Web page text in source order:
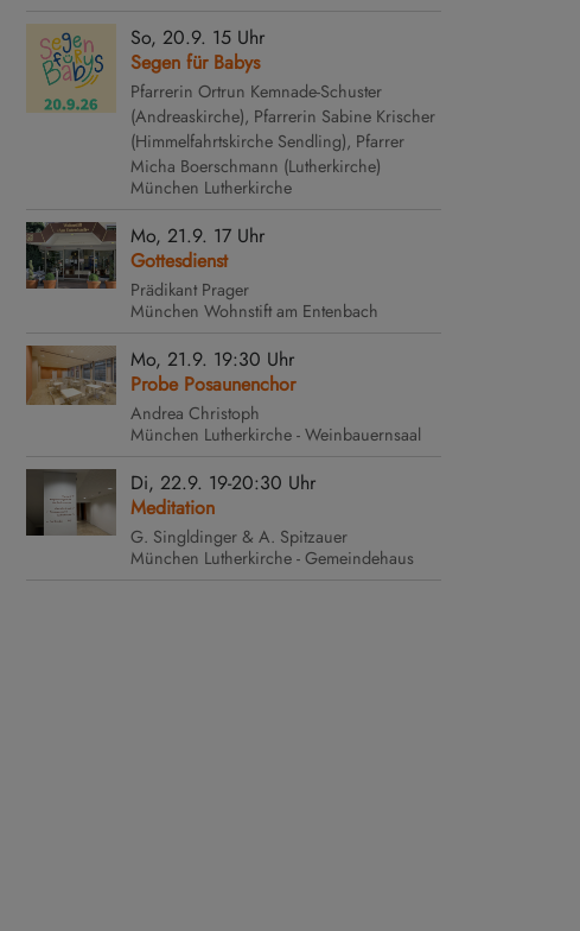
Babys
So, 20.9. 15 Uhr
Segen für Babys
Pfarrerin Ortrun Kemnade-Schuster
(Andreaskirche), Pfarrerin Sabine Krischer
(Himmelfahrtskirche Sendling), Pfarrer
Micha Boerschmann (Lutherkirche)
München Lutherkirche
Mo, 21.9. 17 Uhr
Gottesdienst
Prädikant Prager
München Wohnstift am Entenbach
Mo, 21.9. 19:30 Uhr
Probe Posaunenchor
Andrea Christoph
München Lutherkirche - Weinbauernsaal
Di, 22.9. 19-20:30 Uhr
Meditation
G. Singldinger & A. Spitzauer
München Lutherkirche - Gemeindehaus